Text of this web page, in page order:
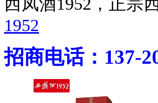
1952
招商电话：137-